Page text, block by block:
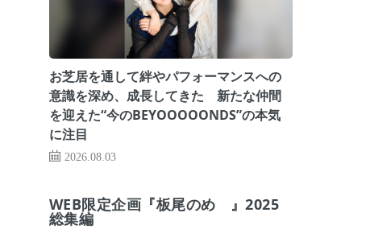
お芝居を通して絆やパフォーマンスへの
意識を深め、成長してきた 新たな仲間
を迎えた“今のBEYOOOOONDS”の本気
に注目
2026.08.03
WEB限定企画『板尾のめ゙』2025
総集編